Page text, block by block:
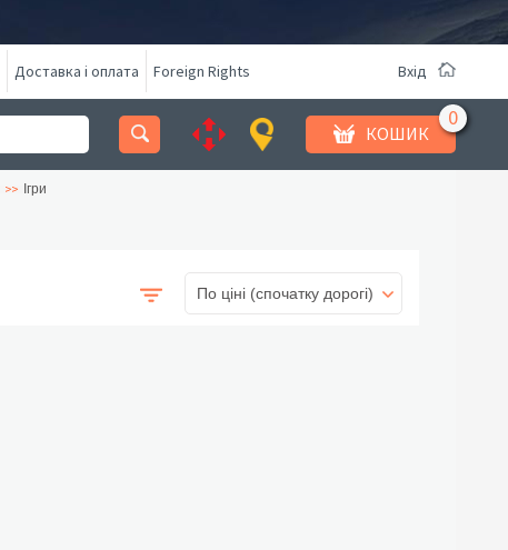
Доставка і оплата Foreign Rights Вхід
КОШИК
Ігри
По ціні (спочатку дорогі)